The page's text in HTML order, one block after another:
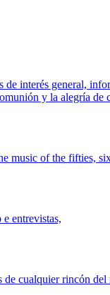
interés general,
y la alegría de
music of the fifties,
entrevistas,
cualquier rincón